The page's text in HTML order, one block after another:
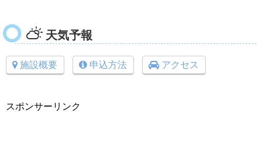
天気予報
施設概要 申込方法 アクセス
スポンサーリンク